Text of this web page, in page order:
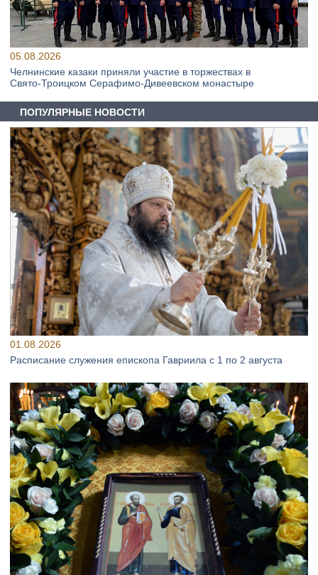
05.08.2026
Челнинские казаки приняли участие в торжествах в
Свято‑Троицком Серафимо‑Дивеевском монастыре
ПОПУЛЯРНЫЕ НОВОСТИ
01.08.2026
Расписание служения епископа Гавриила с 1 по 2 августа